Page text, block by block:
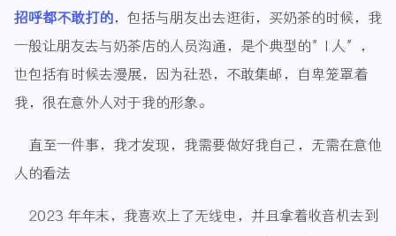
招呼都不敢打的，包括与朋友出去逛街，买奶茶的时候，我
一般让朋友去与奶茶店的人员沟通，是个典型的”I 人”，
也包括有时候去漫展，因为社恐，不敢集邮，自卑笼罩着
我，很在意外人对于我的形象。
直至一件事，我才发现，我需要做好我自己，无需在意他
人的看法
2023 年年末，我喜欢上了无线电，并且拿着收音机去到